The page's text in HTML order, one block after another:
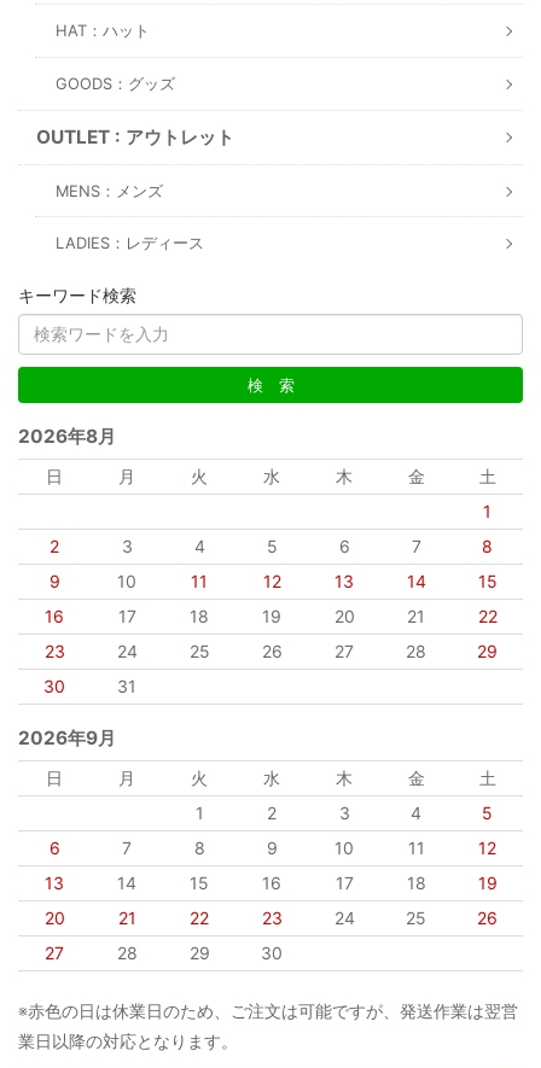
HAT：ハット
GOODS：グッズ
OUTLET : アウトレット
MENS：メンズ
LADIES：レディース
キーワード検索
2026年8月
日 月 火 水 木 金
土
1
2
3 4 5 6 7
8
9
10 11 12 13 14
15
16
17 18 19 20 21
22
23
24 25 26 27 28
29
30
31
2026年9月
日 月 火 水 木 金
土
1
2 3 4
5
6
7 8 9 10 11
12
13
14 15 16 17 18
19
20
21 22 23 24 25
26
27
28 29 30
※赤色の日は休業日のため、ご注文は可能ですが、発送作業は翌営
業日以降の対応となります。